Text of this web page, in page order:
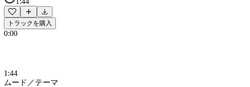
トラックを購入
0:00
1:44
ムード／テーマ